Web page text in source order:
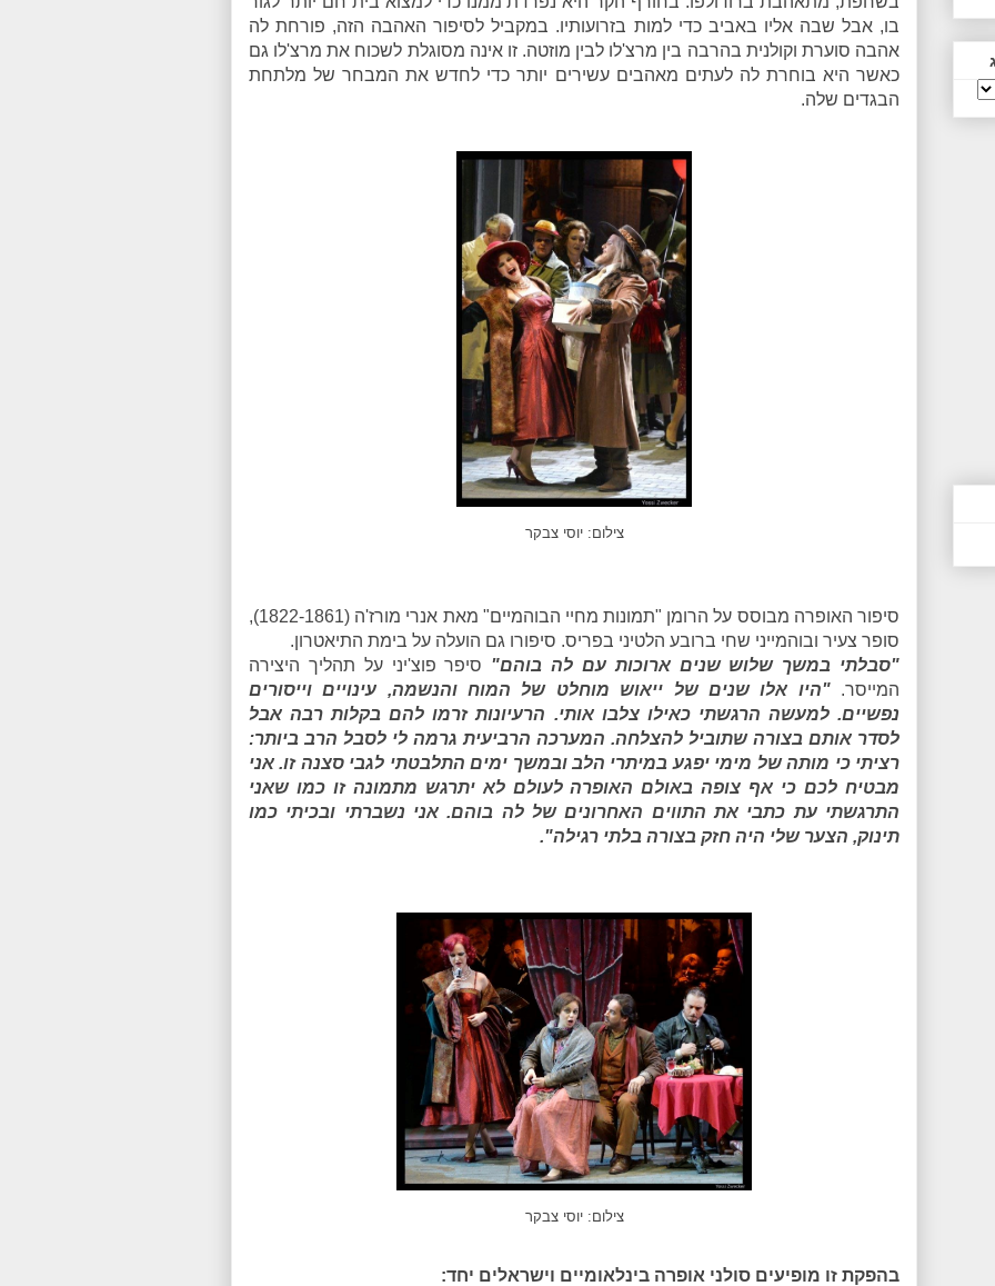
בו, אבל שבה אליו באביב כדי למות בזרועותיו. במקביל לסיפור האהבה הזה, פורחת לה
אהבה סוערת וקולנית בהרבה בין מרצ'לו לבין מוזטה. זו אינה מסוגלת לשכוח את מרצ'לו גם
כאשר היא בוחרת לה לעתים מאהבים עשירים יותר כדי לחדש את המבחר של מלתחת
הבגדים שלה.
צילום: יוסי צבקר
סיפור האופרה מבוסס על הרומן "תמונות מחיי הבוהמיים" מאת אנרי מורז'ה (1822-1861),
סופר צעיר ובוהמייני שחי ברובע הלטיני בפריס. סיפורו גם הועלה על בימת התיאטרון.
"סבלתי במשך שלוש שנים ארוכות עם לה בוהם" סיפר פוצ'יני על תהליך היצירה
המייסר."היו אלו שנים של ייאוש מוחלט של המוח והנשמה, עינויים וייסורים
נפשיים. למעשה הרגשתי כאילו צלבו אותי. הרעיונות זרמו להם בקלות רבה אבל
לסדר אותם בצורה שתוביל להצלחה. המערכה הרביעית גרמה לי לסבל הרב ביותר:
רציתי כי מותה של מימי יפגע במיתרי הלב ובמשך ימים התלבטתי לגבי סצנה זו. אני
מבטיח לכם כי אף צופה באולם האופרה לעולם לא יתרגש מתמונה זו כמו שאני
התרגשתי עת כתבי את התווים האחרונים של לה בוהם. אני נשברתי ובכיתי כמו
תינוק, הצער שלי היה חזק בצורה בלתי רגילה".
צילום: יוסי צבקר
בהפקת זו מופיעים סולני אופרה בינלאומיים וישראלים יחד: